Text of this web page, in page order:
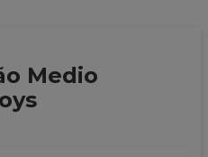
Medio